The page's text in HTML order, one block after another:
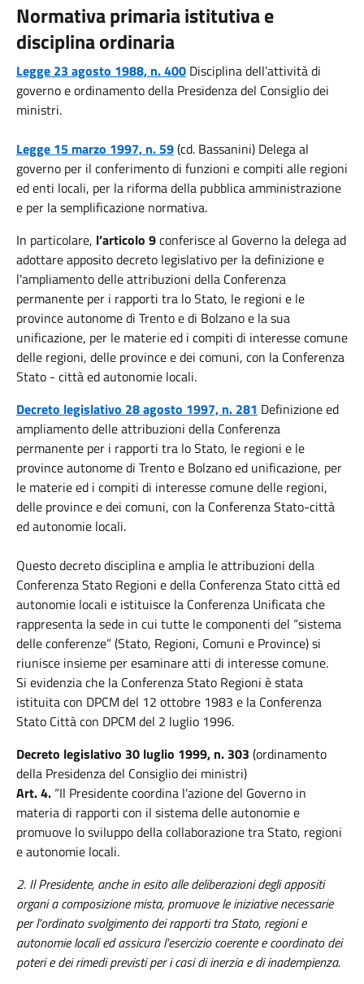
Normativa primaria istitutiva e
disciplina ordinaria
Legge 23 agosto 1988, n. 400 Disciplina dell’attività di
governo e ordinamento della Presidenza del Consiglio dei
ministri.
Legge 15 marzo 1997, n. 59(cd. Bassanini) Delega al
governo per il conferimento di funzioni e compiti alle regioni
ed enti locali, per la riforma della pubblica amministrazione
e per la semplificazione normativa.
In particolare, l’articolo 9conferisce al Governo la delega ad
adottare apposito decreto legislativo per la definizione e
l'ampliamento delle attribuzioni della Conferenza
permanente per i rapporti tra lo Stato, le regioni e le
province autonome di Trento e di Bolzano e la sua
unificazione, per le materie ed i compiti di interesse comune
delle regioni, delle province e dei comuni, con la Conferenza
Stato - città ed autonomie locali.
Decreto legislativo 28 agosto 1997, n. 281 Definizione ed
ampliamento delle attribuzioni della Conferenza
permanente per i rapporti tra lo Stato, le regioni e le
province autonome di Trento e Bolzano ed unificazione, per
le materie ed i compiti di interesse comune delle regioni,
delle province e dei comuni, con la Conferenza Stato-città
ed autonomie locali.
Questo decreto disciplina e amplia le attribuzioni della
Conferenza Stato Regioni e della Conferenza Stato città ed
autonomie locali e istituisce la Conferenza Unificata che
rappresenta la sede in cui tutte le componenti del “sistema
delle conferenze” (Stato, Regioni, Comuni e Province) si
riunisce insieme per esaminare atti di interesse comune.
Si evidenzia che la Conferenza Stato Regioni è stata
istituita con DPCM del 12 ottobre 1983 e la Conferenza
Stato Città con DPCM del 2 luglio 1996.
Decreto legislativo 30 luglio 1999, n. 303 (ordinamento
della Presidenza del Consiglio dei ministri)
Art. 4. “Il Presidente coordina l'azione del Governo in
materia di rapporti con il sistema delle autonomie e
promuove lo sviluppo della collaborazione tra Stato, regioni
e autonomie locali.
2. Il Presidente, anche in esito alle deliberazioni degli appositi
organi a composizione mista, promuove le iniziative necessarie
per l'ordinato svolgimento dei rapporti tra Stato, regioni e
autonomie locali ed assicura l'esercizio coerente e coordinato dei
poteri e dei rimedi previsti per i casi di inerzia e di inadempienza.